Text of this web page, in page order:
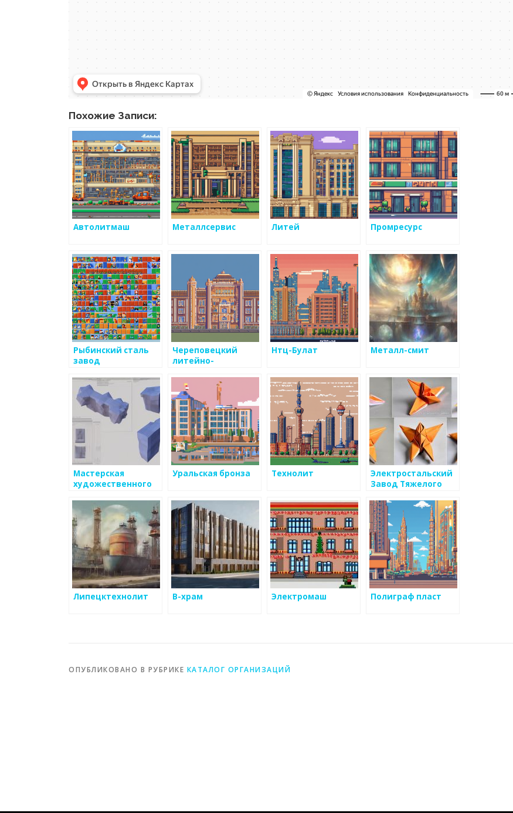
Похожие Записи:
Автолитмаш Металлсервис Литей Промресурс
Рыбинский сталь
завод
Череповецкий
литейно-
завод
Нтц-Булат Металл-смит
Мастерская
художественного
Уральская бронза Технолит
Электростальский
Завод Тяжелого
Липецктехнолит В-храм Электромаш Полиграф пласт
ОПУБЛИКОВАНО В РУБРИКЕ КАТАЛОГ ОРГАНИЗАЦИЙ